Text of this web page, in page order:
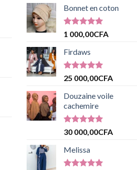
Bonnet en coton
Note5.00
1 000,00CFA
Firdaws
Note5.00
25 000,00CFA
Douzaine voile
cachemire
Note5.00
30 000,00CFA
Melissa